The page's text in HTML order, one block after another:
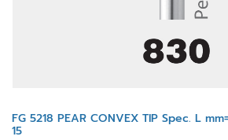
FG 5218 PEAR CONVEX TIP Spec. L
15